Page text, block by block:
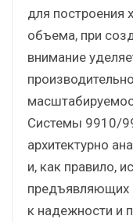
для построения
объема, при
внимание
Системы 9910/
архитектурно
и, как правило,
предъявляющих
к надежности и